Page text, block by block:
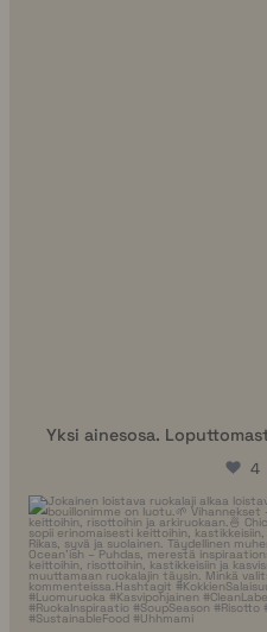
Yksi ainesosa.
4